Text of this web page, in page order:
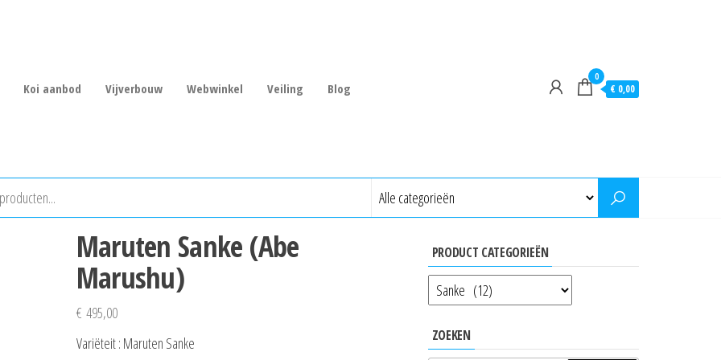
Koi aanbod Vijverbouw Webwinkel Veiling Blog
0
€ 0,00
Maruten Sanke (Abe
Marushu)
€ 495,00
Variëteit : Maruten Sanke
PRODUCT CATEGORIEËN
ZOEKEN